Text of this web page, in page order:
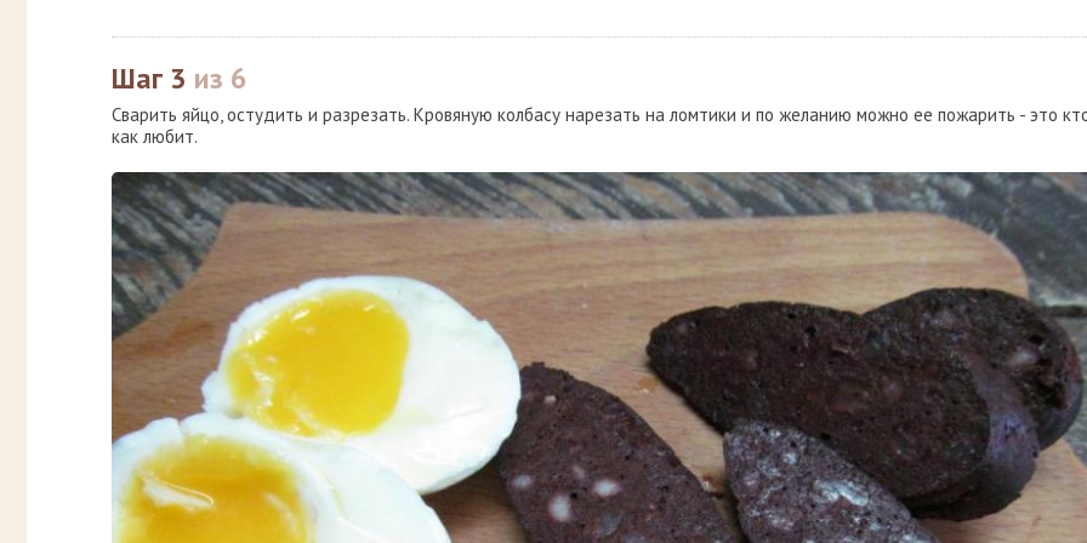
Шаг 3 из 6
Сварить яйцо, остудить и разрезать. Кровяную колбасу нарезать на ломтики и по желанию можно ее пожарить - это
как любит.